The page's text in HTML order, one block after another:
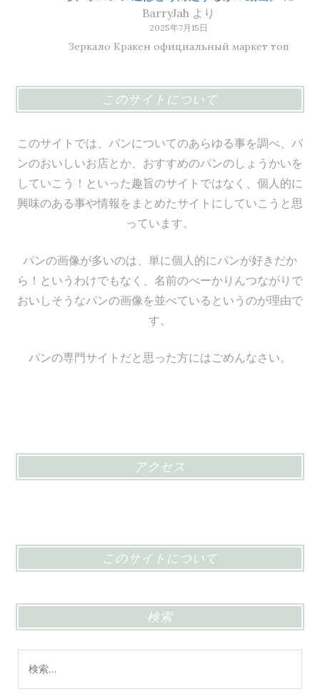
BarryJah より
2025年7月15日
Зеркало Кракен официальный маркет топ
このサイトについて
このサイトでは、パンについてのあらゆる事を調べ、パ
ンのおいしいお店とか、おすすめのパンのしょうかいを
していこう！といった趣旨のサイトではなく、個人的に
興味のある事や情報をまとめたサイトにしていこうと思
っています。
パンの画像が多いのは、単に個人的にパンが好きだか
ら！というわけでもなく、名前のべーかりんつながりで
おいしそうなパンの画像を並べているというのが理由で
す。
パンの専門サイトだと思った方にはごめんなさい。
アクセス
このサイトについて
検索